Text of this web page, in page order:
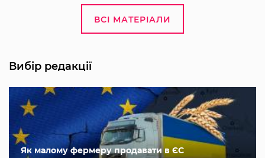
ВСІ МАТЕРІАЛИ
Вибір редакції
Як малому фермеру продавати в ЄС